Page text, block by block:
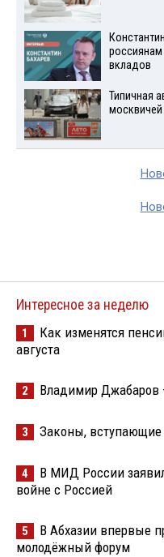
вкладов
Типичная
Интересное за неделю
1
Как изменятся
августа
2 Владимир Джабаров
3 Законы, вступающие
4
В МИД России
войне с Россией
5
В Абхазии впервые
молодёжный форум